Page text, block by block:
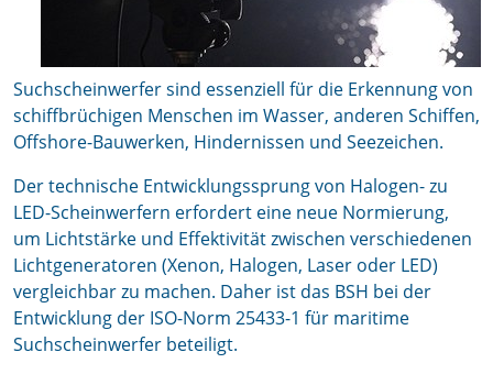
Suchscheinwerfer sind essenziell für die Erkennung von
schiffbrüchigen Menschen im Wasser, anderen Schiffen,
Offshore-Bauwerken, Hindernissen und Seezeichen.
Der technische Entwicklungssprung von Halogen- zu
LED-Scheinwerfern erfordert eine neue Normierung,
um Lichtstärke und Effektivität zwischen verschiedenen
Lichtgeneratoren (Xenon, Halogen, Laser oder LED)
vergleichbar zu machen. Daher ist das BSH bei der
Entwicklung der ISO-Norm 25433-1 für maritime
Suchscheinwerfer beteiligt.